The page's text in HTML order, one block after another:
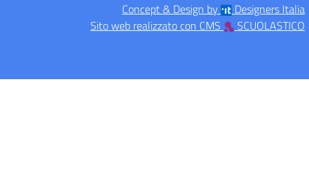
Concept & Design by
Designers Italia
Sito web realizzato con CMS
SCUOLASTICO